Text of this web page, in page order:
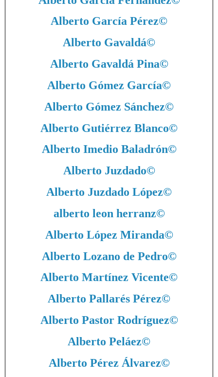
Alberto García Pérez©
Alberto Gavaldá©
Alberto Gavaldá Pina©
Alberto Gómez García©
Alberto Gómez Sánchez©
Alberto Gutiérrez Blanco©
Alberto Imedio Baladrón©
Alberto Juzdado©
Alberto Juzdado López©
alberto leon herranz©
Alberto López Miranda©
Alberto Lozano de Pedro©
Alberto Martínez Vicente©
Alberto Pallarés Pérez©
Alberto Pastor Rodríguez©
Alberto Peláez©
Alberto Pérez Álvarez©